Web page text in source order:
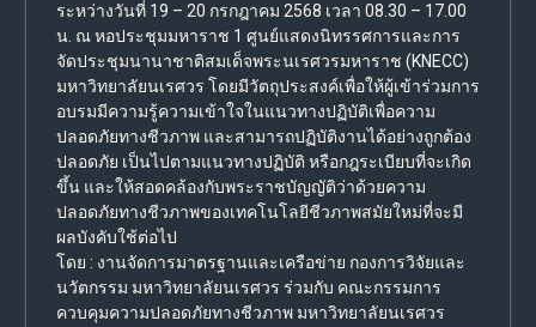
ระหว่างวันที่ 19 – 20 กรกฎาคม 2568 เวลา 08.30 – 17.00
น. ณ หอประชุมมหาราช 1 ศูนย์แสดงนิทรรศการและการ
จัดประชุมนานาชาติสมเด็จพระนเรศวรมหาราช (KNECC)
มหาวิทยาลัยนเรศวร โดยมีวัตถุประสงค์เพื่อให้ผู้เข้าร่วมการ
อบรมมีความรู้ความเข้าใจในแนวทางปฏิบัติเพื่อความ
ปลอดภัยทางชีวภาพ และสามารถปฏิบัติงานได้อย่างถูกต้อง
ปลอดภัย เป็นไปตามแนวทางปฏิบัติ หรือกฎระเบียบที่จะเกิด
ขึ้น และให้สอดคล้องกับพระราชบัญญัติว่าด้วยความ
ปลอดภัยทางชีวภาพของเทคโนโลยีชีวภาพสมัยใหม่ที่จะมี
ผลบังคับใช้ต่อไป
โดย : งานจัดการมาตรฐานและเครือข่าย กองการวิจัยและ
นวัตกรรม มหาวิทยาลัยนเรศวร ร่วมกับ คณะกรรมการ
ควบคุมความปลอดภัยทางชีวภาพ มหาวิทยาลัยนเรศวร